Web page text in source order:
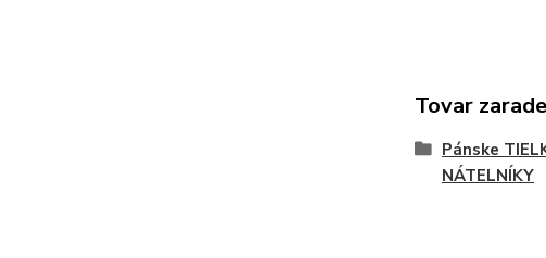
Tovar
Pánske
NÁTELNÍKY